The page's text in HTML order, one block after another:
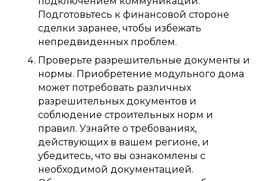
Подготовьтесь к финансовой стороне
сделки заранее, чтобы избежать
непредвиденных проблем.
Проверьте разрешительные документы и
нормы. Приобретение модульного дома
может потребовать различных
разрешительных документов и
соблюдение строительных норм и
правил. Узнайте о требованиях,
действующих в вашем регионе, и
убедитесь, что вы ознакомлены с
необходимой документацией.